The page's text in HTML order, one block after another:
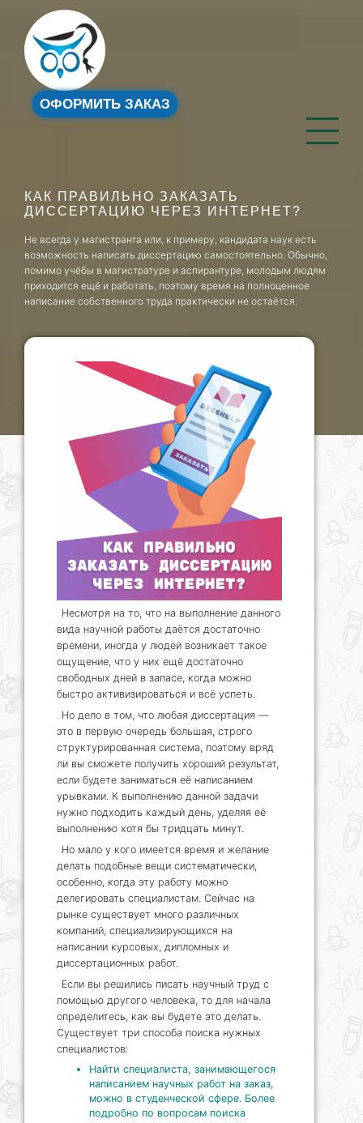
ОФОРМИТЬ ЗАКАЗ
КАК ПРАВИЛЬНО ЗАКАЗАТЬ
ДИССЕРТАЦИЮ ЧЕРЕЗ ИНТЕРНЕТ?
Не всегда у магистранта или, к примеру, кандидата наук есть
возможность написать диссертацию самостоятельно. Обычно,
помимо учёбы в магистратуре и аспирантуре, молодым людям
приходится ещё и работать, поэтому время на полноценное
написание собственного труда практически не остаётся.
Несмотря на то, что на выполнение данного
вида научной работы даётся достаточно
времени, иногда у людей возникает такое
ощущение, что у них ещё достаточно
свободных дней в запасе, когда можно
быстро активизироваться и всё успеть.
Но дело в том, что любая диссертация —
это в первую очередь большая, строго
структурированная система, поэтому вряд
ли вы сможете получить хороший результат,
если будете заниматься её написанием
урывками. К выполнению данной задачи
нужно подходить каждый день, уделяя её
выполнению хотя бы тридцать минут.
Но мало у кого имеется время и желание
делать подобные вещи систематически,
особенно, когда эту работу можно
делегировать специалистам. Сейчас на
рынке существует много различных
компаний, специализирующихся на
написании курсовых, дипломных и
диссертационных работ.
Если вы решились писать научный труд с
помощью другого человека, то для начала
определитесь, как вы будете это делать.
Существует три способа поиска нужных
специалистов:
Найти специалиста, занимающегося
написанием научных работ на заказ,
можно в студенческой сфере. Более
подробно по вопросам поиска